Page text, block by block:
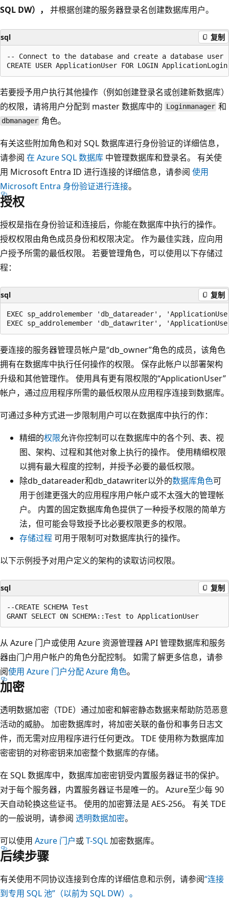
SQL DW），
并根据创建的服务器登录名创建数据库用户。
sql 复制
-- Connect to the database and create a database user
若要授予用户执行其他操作（例如创建登录名或创建新数据库）
的权限，请将用户分配到 master 数据库中的 Loginmanager 和
dbmanager 角色。
有关这些附加角色和对 SQL 数据库进行身份验证的详细信息，
请参阅 在 Azure SQL 数据库 中管理数据库和登录名。 有关使
用 Microsoft Entra ID 进行连接的详细信息，请参阅 使用
Microsoft Entra 身份验证进行连接。
授权
授权是指在身份验证和连接后，你能在数据库中执行的操作。
授权权限由角色成员身份和权限决定。 作为最佳实践，应向用
户授予所需的最低权限。 若要管理角色，可以使用以下存储过
程：
sql 复制
EXEC sp_addrolemember 'db_datareader',
要连接的服务器管理员帐户是“db_owner”角色的成员，该角色
拥有在数据库中执行任何操作的权限。 保存此帐户以部署架构
升级和其他管理作。 使用具有更有限权限的“ApplicationUser”
帐户，通过应用程序所需的最低权限从应用程序连接到数据库。
可通过多种方式进一步限制用户可以在数据库中执行的作：
精细的权限允许你控制可以在数据库中的各个列、表、视
图、架构、过程和其他对象上执行的操作。 使用精细权限
以拥有最大程度的控制，并授予必要的最低权限。
除db_datareader和db_datawriter以外的数据库角色可
用于创建更强大的应用程序用户帐户或不太强大的管理帐
户。 内置的固定数据库角色提供了一种授予权限的简单方
法，但可能会导致授予比必要权限更多的权限。
存储过程 可用于限制可对数据库执行的操作。
以下示例授予对用户定义的架构的读取访问权限。
sql 复制
--CREATE SCHEMA Test
从 Azure 门户或使用 Azure 资源管理器 API 管理数据库和服务
器由门户用户帐户的角色分配控制。 如需了解更多信息，请参
阅使用 Azure 门户分配 Azure 角色。
加密
透明数据加密（TDE）通过加密和解密静态数据来帮助防范恶意
活动的威胁。 加密数据库时，将加密关联的备份和事务日志文
件，而无需对应用程序进行任何更改。 TDE 使用称为数据库加
密密钥的对称密钥来加密整个数据库的存储。
在 SQL 数据库中，数据库加密密钥受内置服务器证书的保护。
对于每个服务器，内置服务器证书是唯一的。 Azure至少每 90
天自动轮换这些证书。 使用的加密算法是 AES-256。 有关 TDE
的一般说明，请参阅 透明数据加密。
可以使用 Azure 门户或T-SQL加密数据库。
后续步骤
有关使用不同协议连接到仓库的详细信息和示例，请参阅“连接
到专用 SQL 池”（以前为 SQL DW）。